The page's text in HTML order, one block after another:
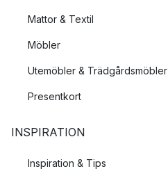
Mattor & Textil
Möbler
Utemöbler & Trädgårdsmöbler
Presentkort
INSPIRATION
Inspiration & Tips